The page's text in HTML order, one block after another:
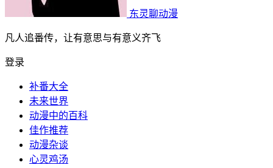
东灵聊动漫
凡人追番传，让有意思与有意义齐飞
登录
补番大全
未来世界
动漫中的百科
佳作推荐
动漫杂谈
心灵鸡汤